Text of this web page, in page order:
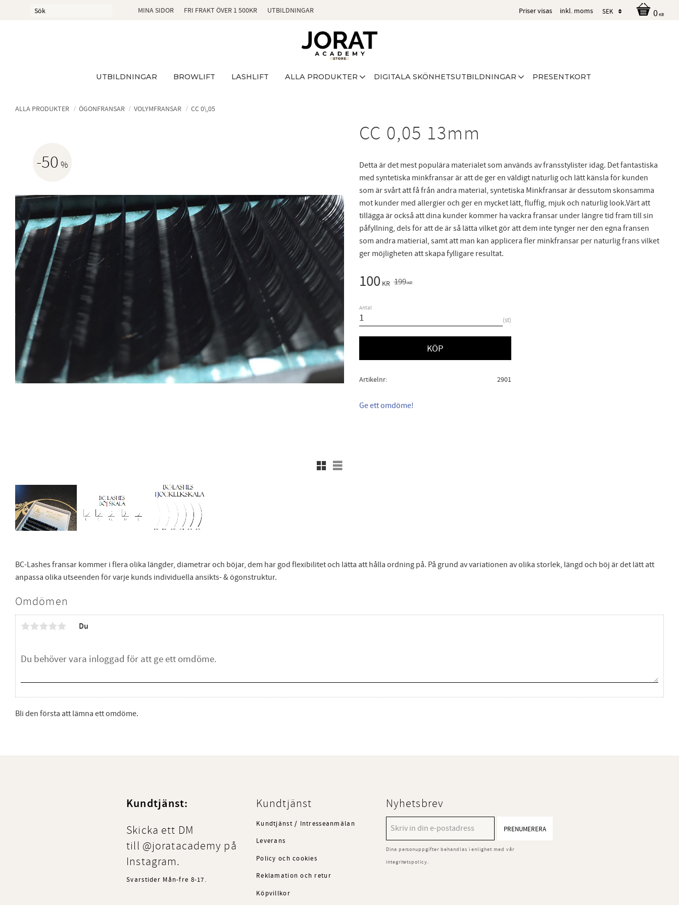
MINA SIDOR FRI FRAKT ÖVER 1 500KR UTBILDNINGAR Priser visas inkl. moms 0KR
UTBILDNINGAR BROWLIFT LASHLIFT ALLA PRODUKTER DIGITALA SKÖNHETSUTBILDNINGAR PRESENTKORT
ALLA PRODUKTER ÖGONFRANSAR VOLYMFRANSAR CC 0\,05
CC 0,05 13mm
Detta är det mest populära materialet som används av fransstylister idag. Det fantastiska
med syntetiska minkfransar är att de ger en väldigt naturlig och lätt känsla för kunden
som är svårt att få från andra material, syntetiska Minkfransar är dessutom skonsamma
mot kunder med allergier och ger en mycket lätt, fluffig, mjuk och naturlig look.Värt att
tillägga är också att dina kunder kommer ha vackra fransar under längre tid fram till sin
påfyllning, dels för att de är så lätta vilket gör att dem inte tynger ner den egna fransen
som andra matierial, samt att man kan applicera fler minkfransar per naturlig frans vilket
ger möjligheten att skapa fylligare resultat.
50 %
Rutnätsvy
Listvy
Nedsatt pris:
100KR Ordinarie pris:
199KR
Antal
st
KÖP
Artikelnr 2901
Ge ett omdöme!
BC-Lashes fransar kommer i flera olika längder, diametrar och böjar, dem har god flexibilitet och lätta att hålla ordning på. På grund av variationen av olika storlek, längd och böj är det lätt att
anpassa olika utseenden för varje kunds individuella ansikts- & ögonstruktur.
Omdömen
Du
Bli den första att lämna ett omdöme.
Kundtjänst:
Skicka ett DM
till @joratacademy på
Instagram.
Svarstider Mån-fre 8-17.
Kundtjänst
Kundtjänst / Intresseanmälan
Leverans
Policy och cookies
Reklamation och retur
Köpvillkor
Nyhetsbrev
PRENUMERERA
Dina personuppgifter behandlas i enlighet med vår
integritetspolicy.